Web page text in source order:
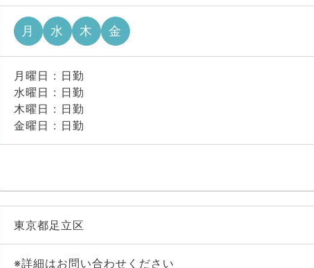
月 水 木 金
月曜日 : 日勤
水曜日 : 日勤
木曜日 : 日勤
金曜日 : 日勤
東京都足立区
※詳細はお問い合わせください